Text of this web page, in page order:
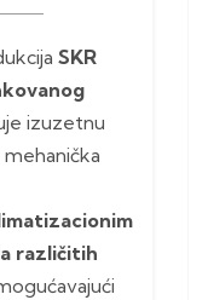
SKR
izuzetnu
različitih